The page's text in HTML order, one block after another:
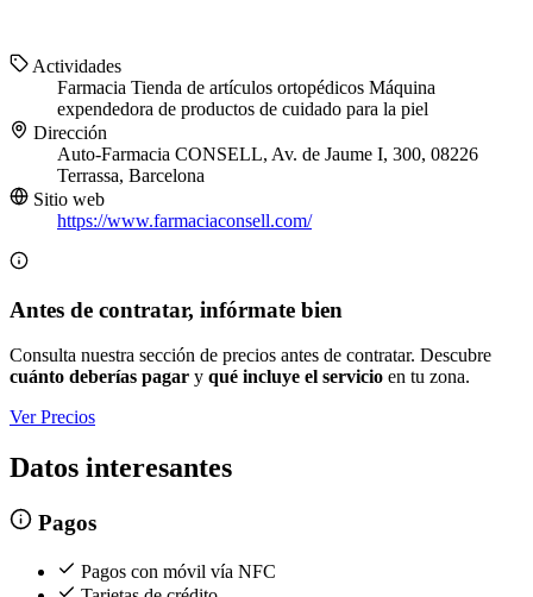
Actividades
Farmacia Tienda de artículos ortopédicos Máquina
expendedora de productos de cuidado para la piel
Dirección
Auto-Farmacia CONSELL, Av. de Jaume I, 300, 08226
Terrassa, Barcelona
Sitio web
https://www.farmaciaconsell.com/
Antes de contratar, infórmate bien
Consulta nuestra sección de precios antes de contratar. Descubre
cuánto deberías pagar y qué incluye el servicio en tu zona.
Ver Precios
Datos interesantes
Pagos
Pagos con móvil vía NFC